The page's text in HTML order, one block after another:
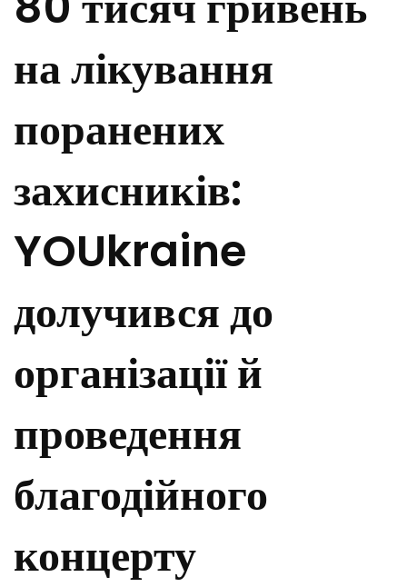
на лікування
поранених
захисників:
YOUkraine
долучився до
організації й
проведення
благодійного
концерту